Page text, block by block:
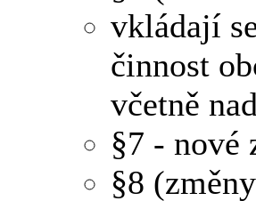
vkládají
činnost
včetně
§7 - nové
§8